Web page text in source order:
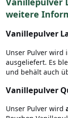
weitere
Vanillepulver
Unser Pulver wird
ausgeliefert. Es
und behält auch
Vanillepulver
Unser Pulver wird